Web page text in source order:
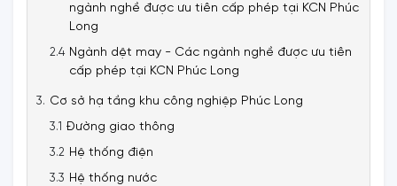
ngành nghề được ưu tiên cấp phép tại KCN Phúc
Long
Ngành dệt may - Các ngành nghề được ưu tiên
cấp phép tại KCN Phúc Long
Cơ sở hạ tầng khu công nghiệp Phúc Long
Đường giao thông
Hệ thống điện
Hệ thống nước